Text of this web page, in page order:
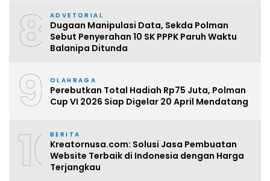
8 ADVETORIAL
Dugaan Manipulasi Data, Sekda Polman
Sebut Penyerahan 10 SK PPPK Paruh Waktu
Balanipa Ditunda
9 OLAHRAGA
Perebutkan Total Hadiah Rp75 Juta, Polman
Cup VI 2026 Siap Digelar 20 April Mendatang
10BERITA
Kreatornusa.com: Solusi Jasa Pembuatan
Website Terbaik di Indonesia dengan Harga
Terjangkau